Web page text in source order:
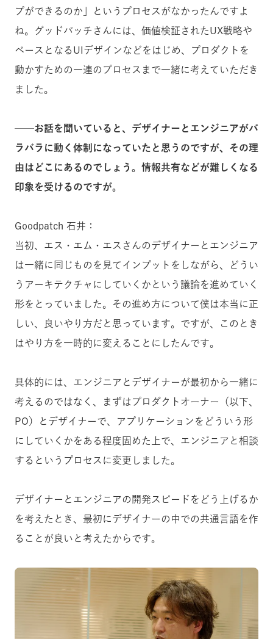
プができるのか」というプロセスがなかったんですよ
ね。グッドパッチさんには、価値検証されたUX戦略や
ベースとなるUIデザインなどをはじめ、プロダクトを
動かすための一連のプロセスまで一緒に考えていただき
ました。
──お話を聞いていると、デザイナーとエンジニアがバ
ラバラに動く体制になっていたと思うのですが、その理
由はどこにあるのでしょう。情報共有などが難しくなる
印象を受けるのですが。
Goodpatch 石井：
当初、エス・エム・エスさんのデザイナーとエンジニア
は一緒に同じものを見てインプットをしながら、どうい
うアーキテクチャにしていくかという議論を進めていく
形をとっていました。その進め方について僕は本当に正
しい、良いやり方だと思っています。ですが、このとき
はやり方を一時的に変えることにしたんです。
具体的には、エンジニアとデザイナーが最初から一緒に
考えるのではなく、まずはプロダクトオーナー（以下、
PO）とデザイナーで、アプリケーションをどういう形
にしていくかをある程度固めた上で、エンジニアと相談
するというプロセスに変更しました。
デザイナーとエンジニアの開発スピードをどう上げるか
を考えたとき、最初にデザイナーの中での共通言語を作
ることが良いと考えたからです。